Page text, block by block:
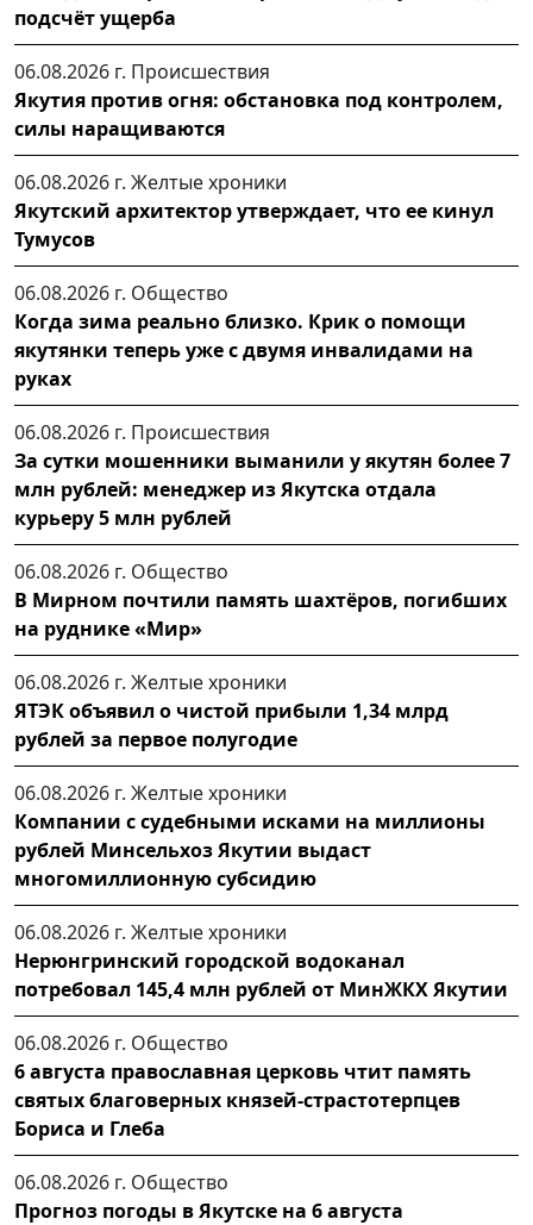
подсчёт ущерба
06.08.2026 г. Происшествия
Якутия против огня: обстановка под контролем,
силы наращиваются
06.08.2026 г. Желтые хроники
Якутский архитектор утверждает, что ее кинул
Тумусов
06.08.2026 г. Общество
Когда зима реально близко. Крик о помощи
якутянки теперь уже с двумя инвалидами на
руках
06.08.2026 г. Происшествия
За сутки мошенники выманили у якутян более 7
млн рублей: менеджер из Якутска отдала
курьеру 5 млн рублей
06.08.2026 г. Общество
В Мирном почтили память шахтёров, погибших
на руднике «Мир»
06.08.2026 г. Желтые хроники
ЯТЭК объявил о чистой прибыли 1,34 млрд
рублей за первое полугодие
06.08.2026 г. Желтые хроники
Компании с судебными исками на миллионы
рублей Минсельхоз Якутии выдаст
многомиллионную субсидию
06.08.2026 г. Желтые хроники
Нерюнгринский городской водоканал
потребовал 145,4 млн рублей от МинЖКХ Якутии
06.08.2026 г. Общество
6 августа православная церковь чтит память
святых благоверных князей-страстотерпцев
Бориса и Глеба
06.08.2026 г. Общество
Прогноз погоды в Якутске на 6 августа